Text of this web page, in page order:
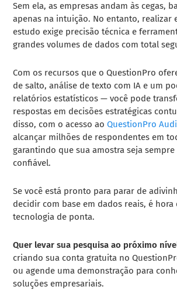
Sem ela, as empresas andam às cegas,
apenas na intuição. No entanto, realizar
estudo exige precisão técnica e
grandes volumes de dados com total
Com os recursos que o QuestionPro
de salto, análise de texto com IA e um
relatórios estatísticos — você pode
respostas em decisões estratégicas
disso, com o acesso aoQuestionPro
alcançar milhões de respondentes em
garantindo que sua amostra seja
confiável.
Se você está pronto para parar de
decidir com base em dados reais, é hora
tecnologia de ponta.
Quer levar sua pesquisa ao próximo
criando sua conta gratuita no
ou agende uma demonstração para
soluções empresariais.